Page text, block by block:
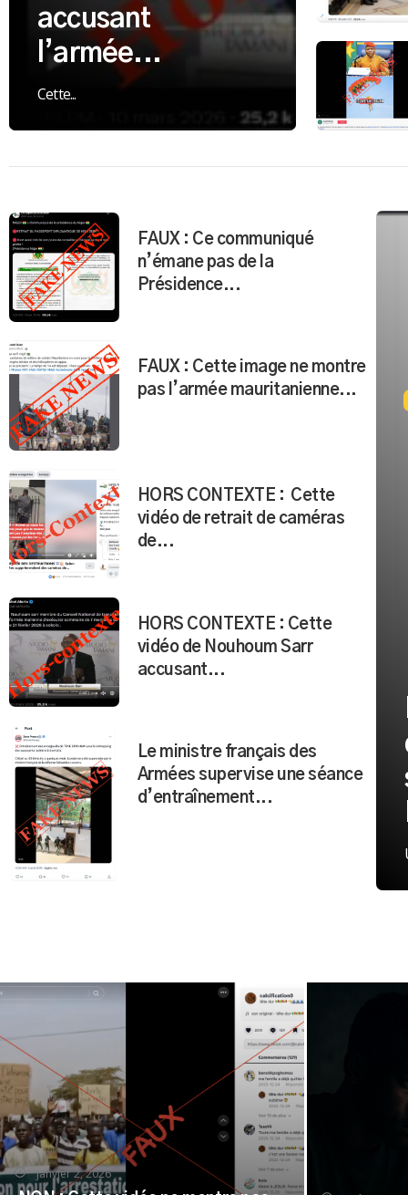
accusant
l’armée...
Cette...
FAUX : Ce communiqué
n’émane pas de la
Présidence...
FAUX : Cette image ne montre
pas l’armée mauritanienne...
HORS CONTEXTE : Cette
vidéo de retrait de caméras
de...
HORS CONTEXTE : Cette
vidéo de Nouhoum Sarr
accusant...
Le ministre français des
Armées supervise une séance
d’entraînement...
janvier 2, 2026